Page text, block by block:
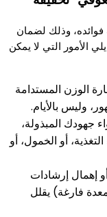
فوائده، وذلك لضمان
الأمور التي لا يمكن
الوزن المستدامة
وليس بالأيام.
جهودك المبذولة،
أو الخمول، أو
إهمال إرشادات
فارغة) يقلل